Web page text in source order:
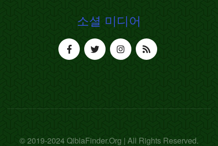
소셜 미디어
© 2019-2024 QiblaFinder.Org | All Rights Reserved.